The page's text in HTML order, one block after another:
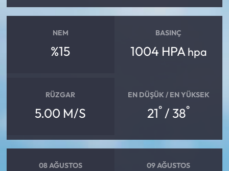
NEM
%15
BASINÇ
1004 HPA hpa
RÜZGAR
5.00 M/S
EN DÜŞÜK / EN YÜKSEK
21° / 38°
08 AĞUSTOS 09 AĞUSTOS